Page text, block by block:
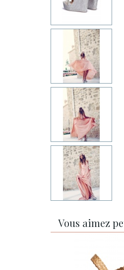
Vous aimez